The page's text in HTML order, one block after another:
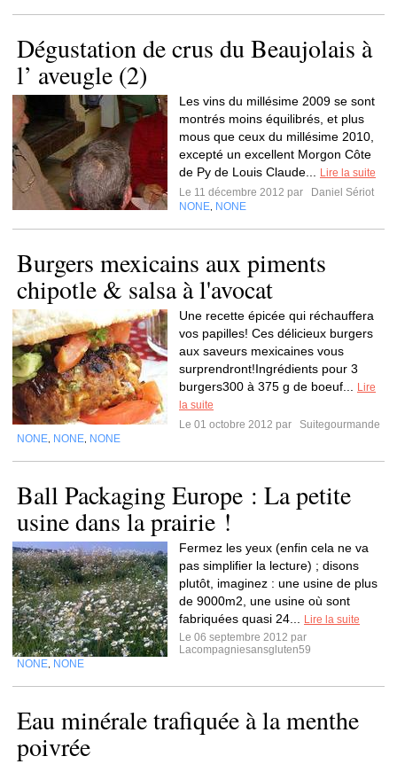
Dégustation de crus du Beaujolais à
l’ aveugle (2)
Les vins du millésime 2009 se sont
montrés moins équilibrés, et plus
mous que ceux du millésime 2010,
excepté un excellent Morgon Côte
de Py de Louis Claude...
Lire la suite
Le 11 décembre 2012 par
Daniel Sériot
NONE NONE
Burgers mexicains aux piments
chipotle & salsa à l'avocat
Une recette épicée qui réchauffera
vos papilles! Ces délicieux burgers
aux saveurs mexicaines vous
surprendront!Ingrédients pour 3
burgers300 à 375 g de boeuf...
Lire
la suite
Le 01 octobre 2012 par
Suitegourmande
NONE NONE NONE
Ball Packaging Europe : La petite
usine dans la prairie !
Fermez les yeux (enfin cela ne va
pas simplifier la lecture) ; disons
plutôt, imaginez : une usine de plus
de 9000m2, une usine où sont
fabriquées quasi 24...
Lire la suite
Le 06 septembre 2012 par
Lacompagniesansgluten59
NONE NONE
Eau minérale trafiquée à la menthe
poivrée